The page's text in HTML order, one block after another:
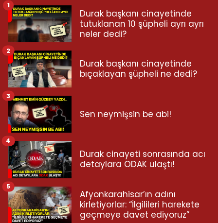
Durak başkanı cinayetinde
tutuklanan 10 şüpheli ayrı ayrı
neler dedi?
1
Durak başkanı cinayetinde
bıçaklayan şüpheli ne dedi?
2
Sen neymişsin be abi!
3
Durak cinayeti sonrasında acı
detaylara ODAK ulaştı!
4
Afyonkarahisar’ın adını
kirletiyorlar: “İlgilileri harekete
geçmeye davet ediyoruz”
5